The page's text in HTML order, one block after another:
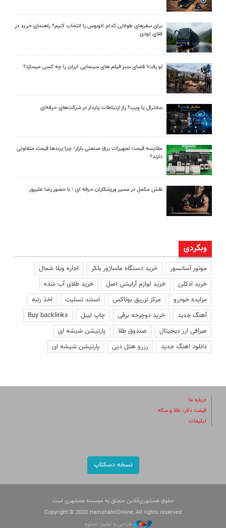
برای سفرهای طولانی کدام اتوبوس را انتخاب کنیم؟ راهنمای خرید در
فلای تودی
لو رفت! فضای سبز فیلم های سینمایی ایران را چه کسی میسازد؟
سانترال یا ویپ؟ راز ارتباطات پایدار در شرکت‌های حرفه‌ای
مقایسه قیمت تجهیزات برق صنعتی بازار؛ چرا برندها قیمت متفاوتی
دارند؟
نقش مکمل در مسیر ورزشکاران حرفه ای ؛ با حضور رضا علیپور
وبگردی
موتور آسانسور خرید دستگاه ماساژور بلکر
اجاره ویلا شمال
خرید ادکلن
خرید لوازم آرایشی اصل
خرید طلای آب شده
مزایده خودرو
مرکز تزریق بوتاکس استند تسلیت
اخذ رتبه
آهنگ جدید
خرید دوچرخه برقی چاپ لیبل
Buy backlinks
صرافی ارز دیجیتال
صندوق طلا
پارتیشن شیشه ای
دانلود اهنگ جدید
رزرو هتل دبی پارتیشن شیشه ای
درباره ما
قیمت دلار، طلا و سکه
تبلیغات
نسخه دسکتاپ
حقوق همشهری‌آنلاین متعلق به موسسه همشهری است
Copyright © 2020 HamshahriOnline, All rights reserved
طراحی و تولید: نستوه